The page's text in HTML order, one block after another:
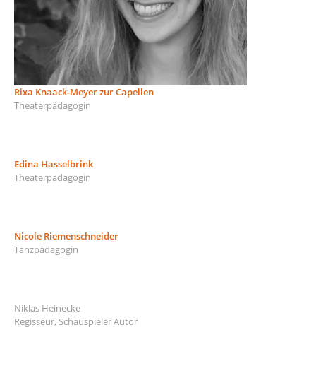
Rixa Knaack-Meyer zur Capellen
Theaterpädagogin
Edina Hasselbrink
Theaterpädagogin
Nicole Riemenschneider
Tanzpädagogin
Niklas Heinecke
Regisseur, Schauspieler Autor